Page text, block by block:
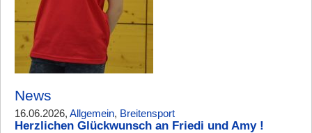
News
16.06.2026, Allgemein, Breitensport
Herzlichen Glückwunsch an Friedi und Amy !